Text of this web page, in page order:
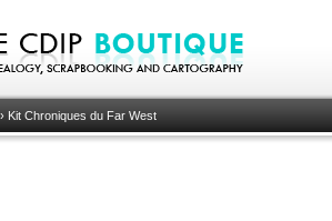
› Kit Chroniques du Far West